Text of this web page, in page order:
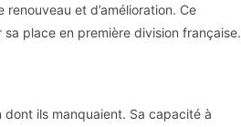
renouveau et d’amélioration. Ce
place en première division française.
dont ils manquaient. Sa capacité à